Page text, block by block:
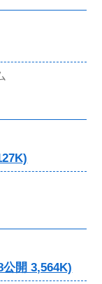
開 3,564K)